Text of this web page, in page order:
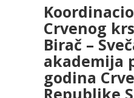
Crvenog
Birač –
akademija
godina
Republike